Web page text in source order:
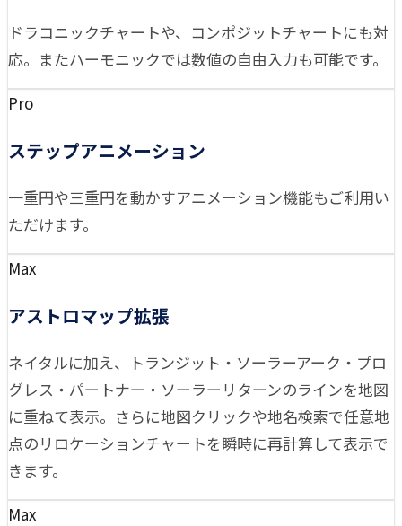
ドラコニックチャートや、コンポジットチャートにも対
応。またハーモニックでは数値の自由入力も可能です。
Pro
ステップアニメーション
一重円や三重円を動かすアニメーション機能もご利用い
ただけます。
Max
アストロマップ拡張
ネイタルに加え、トランジット・ソーラーアーク・プロ
グレス・パートナー・ソーラーリターンのラインを地図
に重ねて表示。さらに地図クリックや地名検索で任意地
点のリロケーションチャートを瞬時に再計算して表示で
きます。
Max